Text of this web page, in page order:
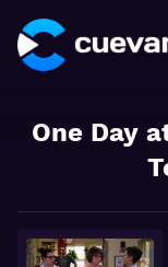
One Day